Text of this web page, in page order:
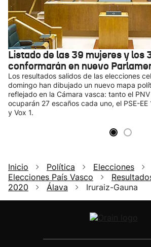
Listado de las 39 mujeres y los
conformarán en nuevo
Los resultados salidos de las elecciones
domingo han dibujado un nuevo mapa
reflejado en la Cámara vasca: tanto el
ocuparán 27 escaños cada uno, el PSE-EE
y Vox 1.
Inicio Política
Elecciones
Elecciones País Vasco
2020
Álava Iruraiz-Gauna